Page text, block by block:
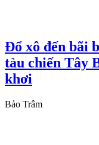
Đổ xô đến bãi
tàu chiến Tây
khơi
Bảo Trâm